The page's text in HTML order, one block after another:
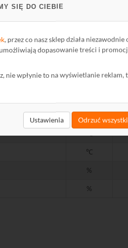
SIĘ DO CIEBIE
, przez co nasz sklep działa
dopasowanie treści i
nie wpłynie to na wyświetlanie
Ustawienia Odrzuć
Środowisko pracy
℃
%
%